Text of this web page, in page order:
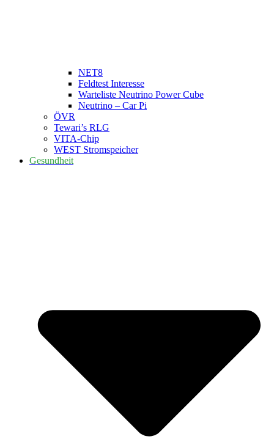
NET8
Feldtest Interesse
Warteliste Neutrino Power Cube
Neutrino – Car Pi
ÖVR
Tewari’s RLG
VITA-Chip
WEST Stromspeicher
Gesundheit